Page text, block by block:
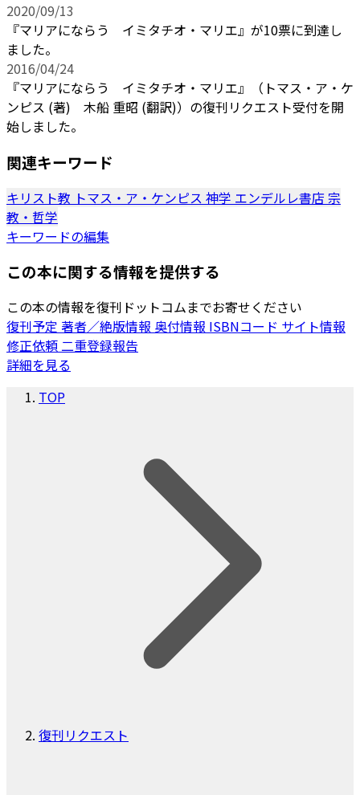
2020/09/13
『マリアにならう イミタチオ・マリエ』が10票に到達し
ました。
2016/04/24
『マリアにならう イミタチオ・マリエ』（トマス・ア・ケ
ンピス (著) 木船 重昭 (翻訳)）の復刊リクエスト受付を開
始しました。
関連キーワード
キリスト教 トマス・ア・ケンピス 神学 エンデルレ書店 宗
教・哲学
キーワードの編集
この本に関する情報を提供する
この本の情報を復刊ドットコムまでお寄せください
復刊予定 著者／絶版情報 奥付情報 ISBNコード サイト情報
修正依頼二重登録報告
詳細を見る
TOP
復刊リクエスト